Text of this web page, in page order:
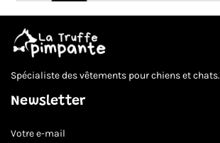
Spécialiste des vêtements pour chiens et chats.
Newsletter
VOUS